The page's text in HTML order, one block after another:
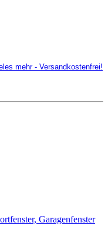
mehr - Versandkostenfrei!
Garagenfenster